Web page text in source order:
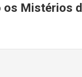
Mistérios